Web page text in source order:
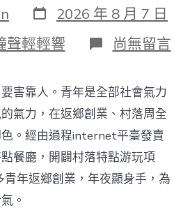
發
表
日
期
2026 年 8 月 7 日
聲輕輕響 在
〈為
落
財
產
復
興
注
進
人
尚無留言
害靠人。青年是全部社會氣力
氣力，在返鄉創業、村落周全
。經由過程internet平臺發賣
餐廳，開闢村落特點游玩項
年返鄉創業，年夜顯身手，為
。